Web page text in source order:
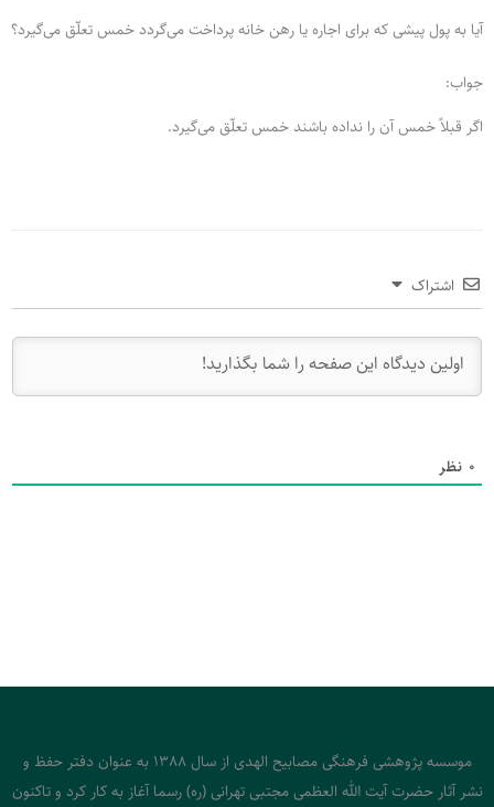
آیا به پول پیشی که برای اجاره یا رهن خانه پرداخت می‌گردد خمس تعلّق می‌گیرد؟
جواب:
اگر قبلاً خمس آن را نداده باشند خمس تعلّق می‌گیرد.
اشتراک
0 نظر
موسسه پژوهشی فرهنگی مصابیح الهدی از سال 1388 به عنوان دفتر حفظ و
نشر آثار حضرت آیت الله العظمی مجتبی تهرانی (ره) رسما آغاز به کار کرد و تاکنون